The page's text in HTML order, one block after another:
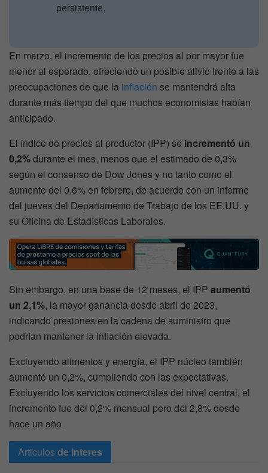
persistente.
En marzo, el incremento de los precios al por mayor fue
menor al esperado, ofreciendo un posible alivio frente a las
preocupaciones de que la inflación se mantendrá alta
durante más tiempo del que muchos economistas habían
anticipado.
El índice de precios al productor (IPP) se incrementó un
0,2%durante el mes, menos que el estimado de 0,3%
según el consenso de Dow Jones y no tanto como el
aumento del 0,6% en febrero, de acuerdo con un informe
del jueves del Departamento de Trabajo de los EE.UU. y
su Oficina de Estadísticas Laborales.
Sin embargo, en una base de 12 meses, el IPP aumentó
un 2,1%, la mayor ganancia desde abril de 2023,
indicando presiones en la cadena de suministro que
podrían mantener la inflación elevada.
Excluyendo alimentos y energía, el IPP núcleo también
aumentó un 0,2%, cumpliendo con las expectativas.
Excluyendo los servicios comerciales del nivel central, el
incremento fue del 0,2% mensual pero del 2,8% desde
hace un año.
Articulosde interes